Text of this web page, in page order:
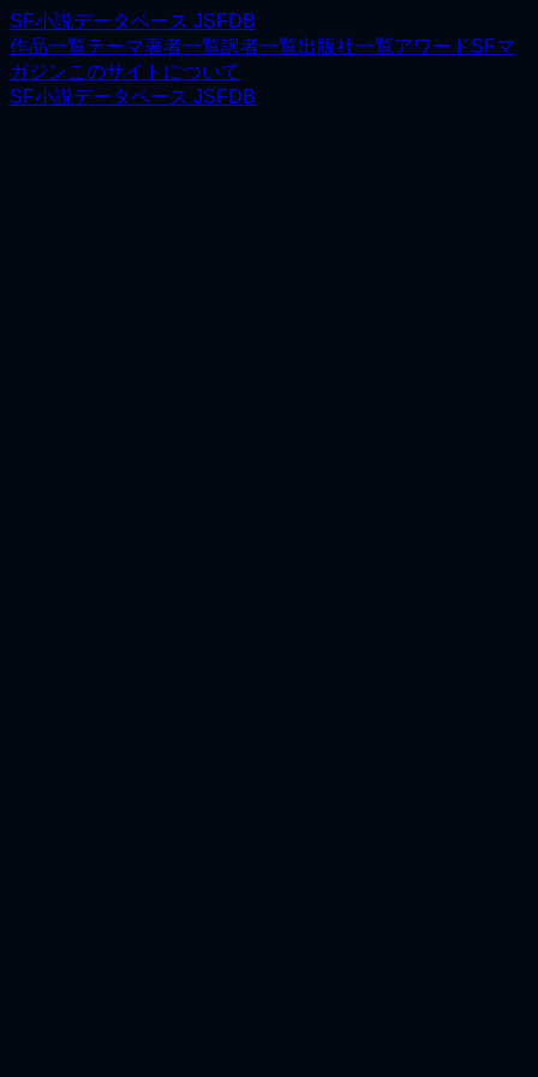
SF小説データベース JSFDB
作品一覧テーマ著者一覧訳者一覧出版社一覧アワードSFマ
ガジンこのサイトについて
SF小説データベース JSFDB